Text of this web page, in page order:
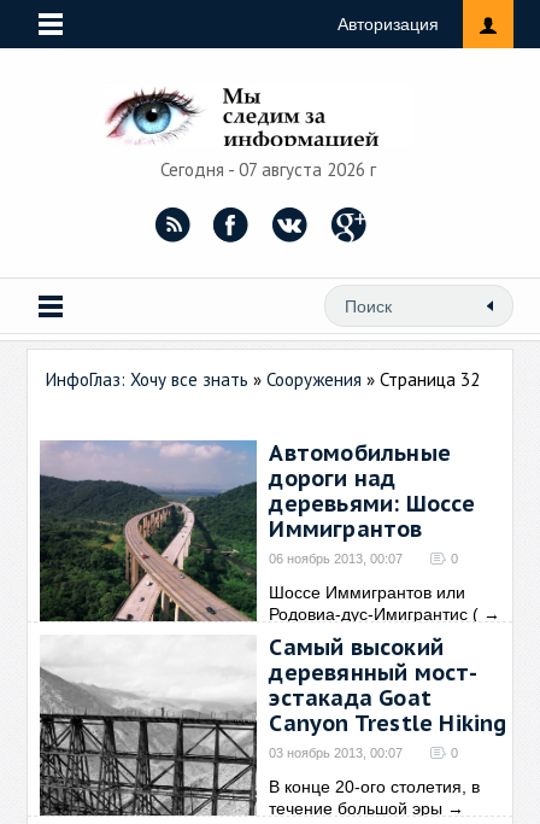
Авторизация
Сегодня - 07 августа 2026 г
ИнфоГлаз: Хочу все знать »Сооружения » Страница 32
Автомобильные
дороги над
деревьями: Шоссе
Иммигрантов
06 ноябрь 2013, 00:07 0
Шоссе Иммигрантов или
Родовиа-дус-Имигрантис ( →
Самый высокий
деревянный мост-
эстакада Goat
Canyon Trestle Hiking
03 ноябрь 2013, 00:07 0
В конце 20-ого столетия, в
течение большой эры →